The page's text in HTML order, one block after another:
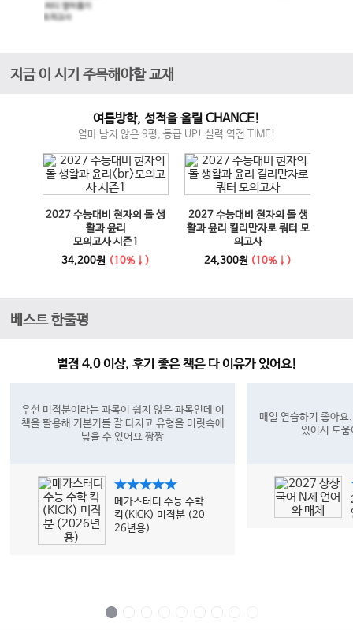
메가스터디 영어듣기
모의고사
이전 슬라이드
지금 이 시기 주목해야할 교재
여름방학, 성적을 올릴 CHANCE!
얼마 남지 않은 9평, 등급 UP! 실력 역전 TIME!
2027 수능대비 현자의 돌 생
활과 윤리
모의고사 시즌1
34,200원 (10%↓)
2027 수능대비 현자의 돌 생
활과 윤리 킬리만자로 쿼터 모
의고사
24,300원 (10%↓)
이전 슬라이드 다음 슬라이드
베스트 한줄평
별점 4.0 이상, 후기 좋은 책은 다 이유가 있어요!
우선 미적분이라는 과목이 쉽지 않은 과목인데 이
책을 활용해 기본기를 잘 다지고 유형을 머릿속에
넣을 수 있어요 짱짱
★★★★★
메가스터디 수능 수학
킥(KICK) 미적분 (20
26년용)
매일 연습하기 좋아
있어서 도